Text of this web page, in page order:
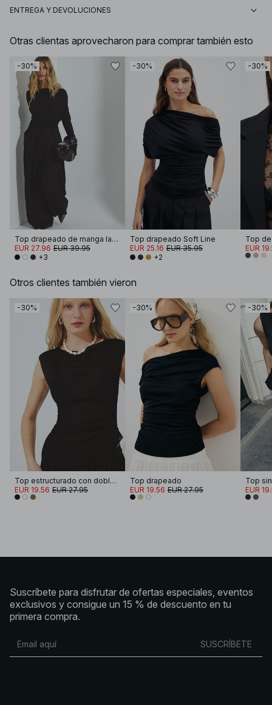
ENTREGA Y DEVOLUCIONES
Otras clientas aprovecharon para comprar también esto
-30%
Top drapeado de manga larga Soft Line
EUR 27.96 EUR 39.95
+3
-30%
Top drapeado Soft Line
EUR 25.16 EUR 35.95
+2
-30%
EUR
Otros clientes también vieron
-30%
Top estructurado con dobladillo asimétrico
EUR 19.56 EUR 27.95
-30%
Top drapeado
EUR 19.56 EUR 27.95
-30%
EUR
Suscríbete para disfrutar de ofertas especiales, eventos
exclusivos y consigue un 15 % de descuento en tu
primera compra.
SUSCRÍBETE